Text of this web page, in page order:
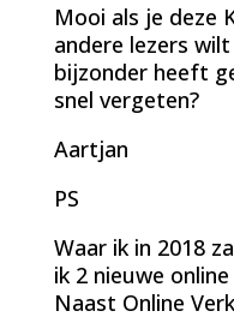
Mooi als je deze
andere lezers
bijzonder heeft
snel vergeten?
Aartjan
PS
Waar ik in 2018
ik 2 nieuwe
Naast Online